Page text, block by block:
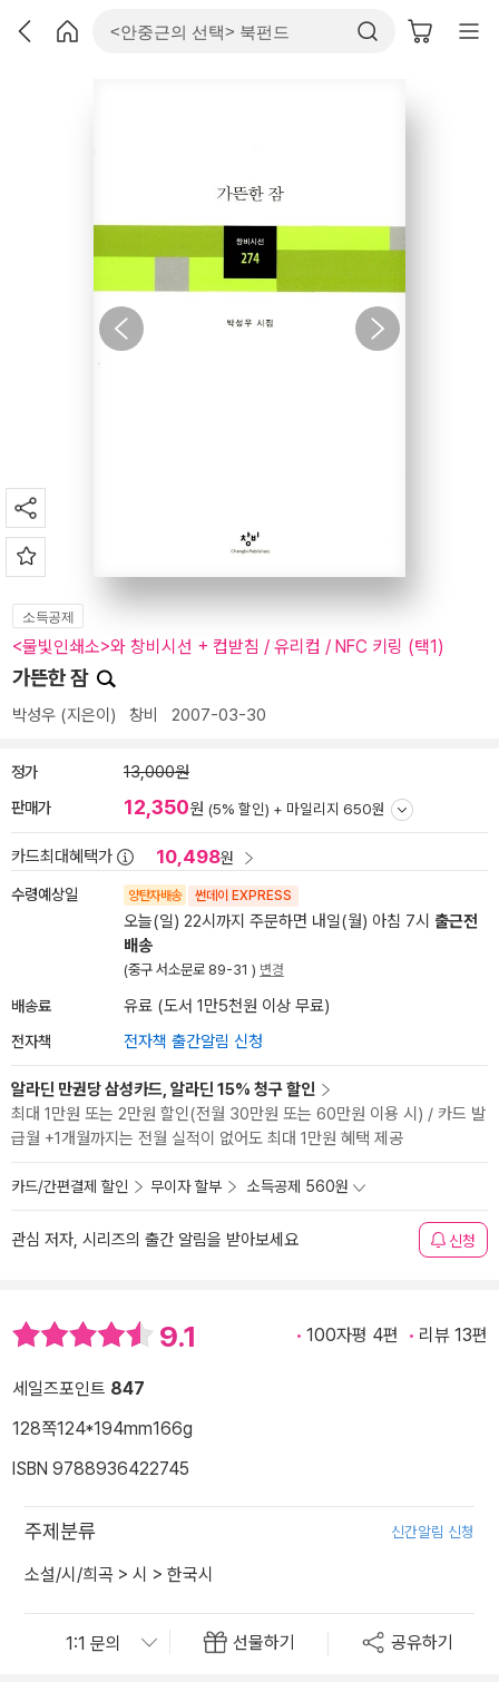
소득공제
<물빛인쇄소>와 창비시선 + 컵받침 / 유리컵 / NFC 키링 (택1)
가뜬한 잠
박성우 (지은이) 창비 2007-03-30
정가 13,000원
판매가 12,350원 (5% 할인) + 마일리지 650원
카드최대혜택가 10,498원
수령예상일 양탄자배송 썬데이 EXPRESS
오늘(일) 22시까지 주문하면 내일(월) 아침 7시 출근전
배송
(중구 서소문로 89-31 ) 변경
배송료 유료 (도서 1만5천원 이상 무료)
전자책 전자책 출간알림 신청
알라딘 만권당 삼성카드, 알라딘 15% 청구 할인
최대 1만원 또는 2만원 할인(전월 30만원 또는 60만원 이용 시) / 카드 발
급월 +1개월까지는 전월 실적이 없어도 최대 1만원 혜택 제공
카드/간편결제 할인 무이자 할부 소득공제 560원
관심 저자, 시리즈의 출간 알림을 받아보세요 신청
9.1 100자평 4편 리뷰 13편
세일즈포인트 847
128쪽124*194mm166g
ISBN 9788936422745
주제분류 신간알림 신청
소설/시/희곡 > 시 > 한국시
선물하기 공유하기